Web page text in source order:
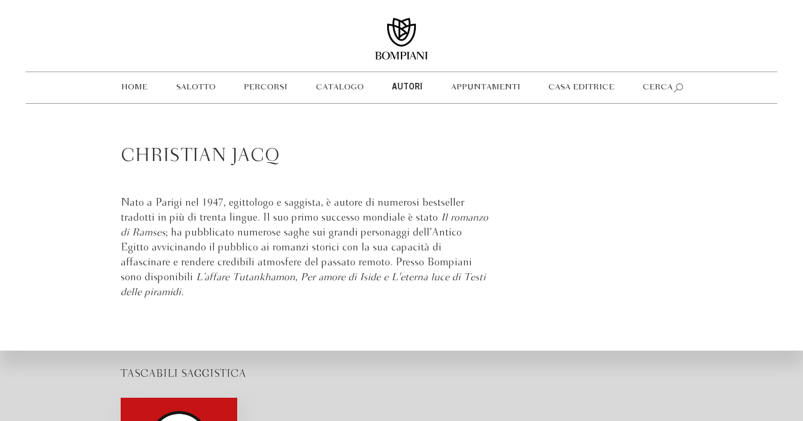
HOME SALOTTO PERCORSI CATALOGO AUTORI APPUNTAMENTI CASA EDITRICE CERCA
CHRISTIAN JACQ
Nato a Parigi nel 1947, egittologo e saggista, è autore di numerosi bestseller
tradotti in più di trenta lingue. Il suo primo successo mondiale è stato Il romanzo
di Ramses; ha pubblicato numerose saghe sui grandi personaggi dell’Antico
Egitto avvicinando il pubblico ai romanzi storici con la sua capacità di
affascinare e rendere credibili atmosfere del passato remoto. Presso Bompiani
sono disponibili L’affare Tutankhamon, Per amore di Iside e L'eterna luce di Testi
delle piramidi.
TASCABILI SAGGISTICA